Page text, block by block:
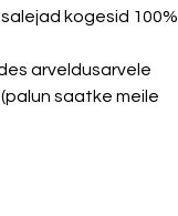
kogesid 100%
arveldusarvele
(palun saatke meile